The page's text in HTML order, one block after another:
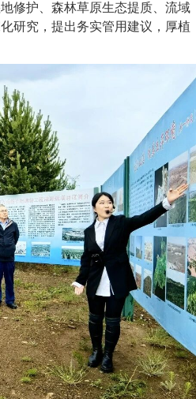
修护、森林草原生态提质、流域
研究，提出务实管用建议，厚植